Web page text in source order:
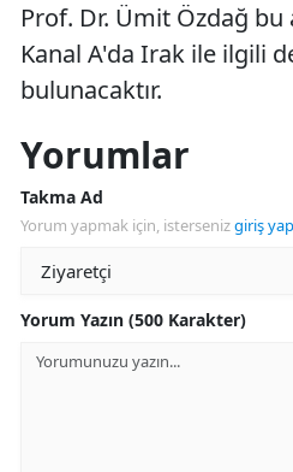
Prof. Dr. Ümit Özdağ
Kanal A'da Irak ile ilgili
bulunacaktır.
Yorumlar
Takma Ad
Yorum yapmak için, istersenizgiriş
Yorum Yazın (500 Karakter)